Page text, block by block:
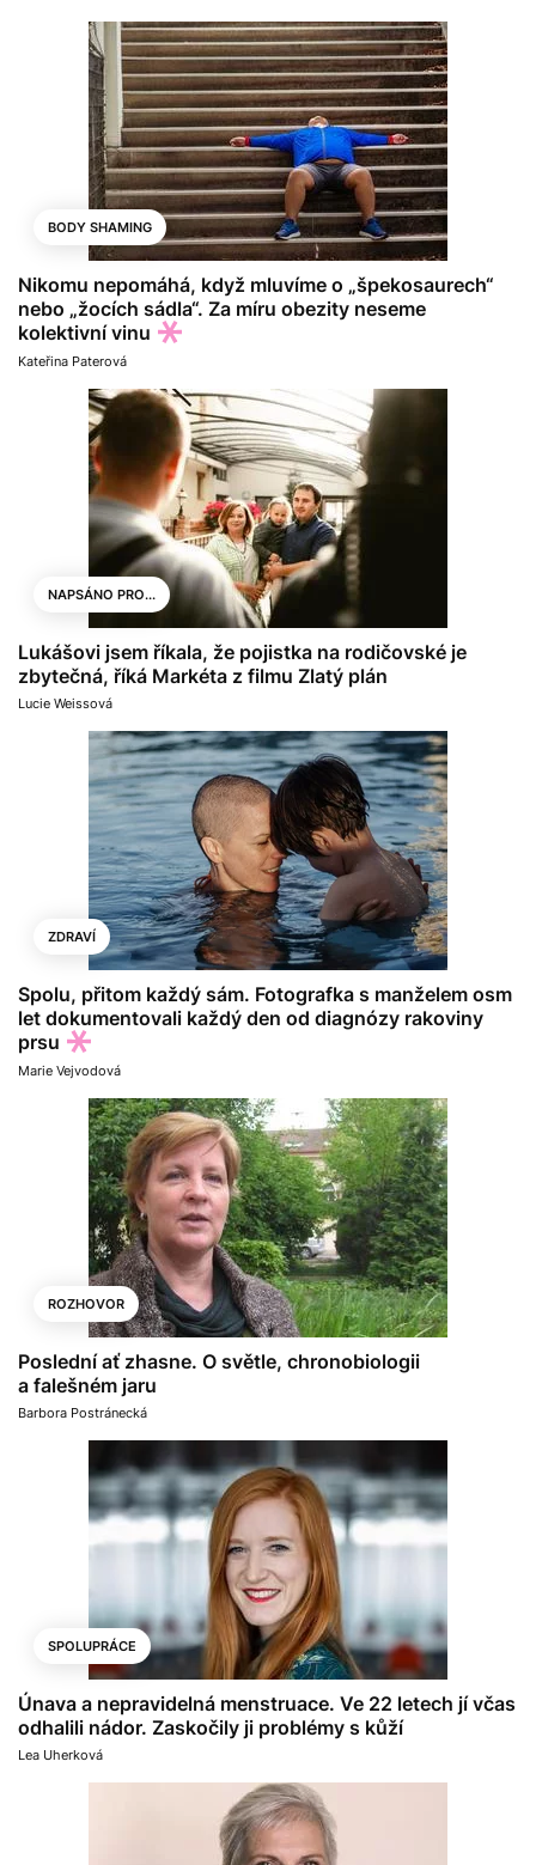
BODY SHAMING
Nikomu nepomáhá, když mluvíme o „špekosaurech“
nebo „žocích sádla“. Za míru obezity neseme
kolektivní vinu
Kateřina Paterová
NAPSÁNO PRO...
Lukášovi jsem říkala, že pojistka na rodičovské je
zbytečná, říká Markéta z filmu Zlatý plán
Lucie Weissová
ZDRAVÍ
Spolu, přitom každý sám. Fotografka s manželem osm
let dokumentovali každý den od diagnózy rakoviny
prsu
Marie Vejvodová
ROZHOVOR
Poslední ať zhasne. O světle, chronobiologii
a falešném jaru
Barbora Postránecká
SPOLUPRÁCE
Únava a nepravidelná menstruace. Ve 22 letech jí včas
odhalili nádor. Zaskočily ji problémy s kůží
Lea Uherková